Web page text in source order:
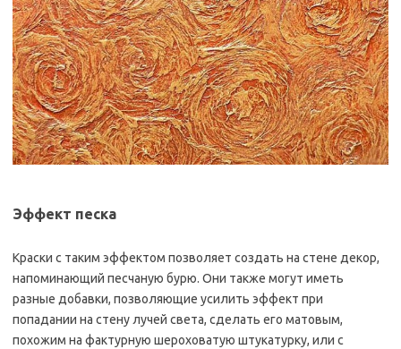
Эффект песка
Краски с таким эффектом позволяет создать на стене декор,
напоминающий песчаную бурю. Они также могут иметь
разные добавки, позволяющие усилить эффект при
попадании на стену лучей света, сделать его матовым,
похожим на фактурную шероховатую штукатурку, или с